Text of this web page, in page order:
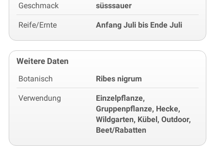
Geschmack süsssauer
Reife/Ernte Anfang Juli bis Ende Juli
Weitere Daten
Botanisch Ribes nigrum
Verwendung
Einzelpflanze,
Gruppenpflanze, Hecke,
Wildgarten, Kübel, Outdoor,
Beet/Rabatten